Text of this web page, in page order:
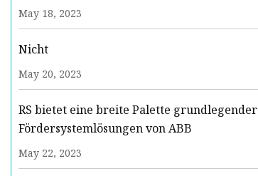
May 18, 2023
Nicht
May 20, 2023
RS bietet eine breite Palette grundlegender
Fördersystemlösungen von ABB
May 22, 2023